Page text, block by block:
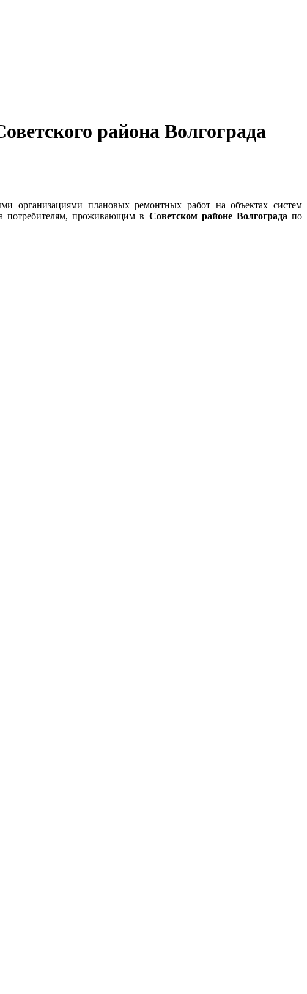
района Волгограда
организациями плановых ремонтных работ на объектах систем
потребителям, проживающим в Советском районе Волгоградапо